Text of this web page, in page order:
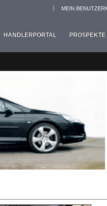
MEIN
HÄNDLERPORTAL PROSPEKTE